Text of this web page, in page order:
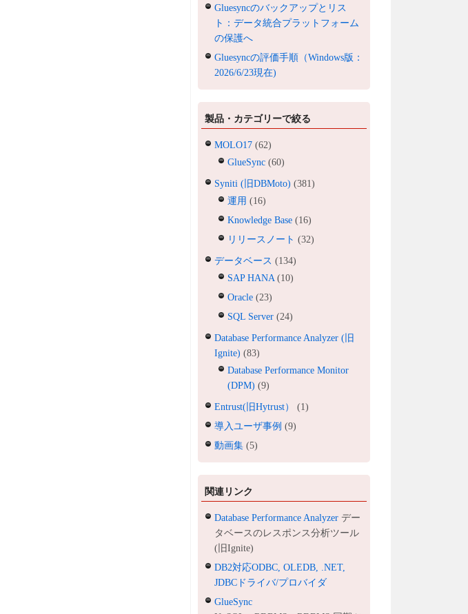
Gluesyncのバックアップとリス
ト：データ統合プラットフォーム
の保護へ
Gluesyncの評価手順（Windows版：
2026/6/23現在)
製品・カテゴリーで絞る
MOLO17 (62)
GlueSync (60)
Syniti (旧DBMoto) (381)
運用 (16)
Knowledge Base (16)
リリースノート (32)
データベース (134)
SAP HANA (10)
Oracle (23)
SQL Server (24)
Database Performance Analyzer (旧
Ignite) (83)
Database Performance Monitor
(DPM) (9)
Entrust(旧Hytrust）
(1)
導入ユーザ事例 (9)
動画集 (5)
関連リンク
Database Performance Analyzer デー
タベースのレスポンス分析ツール
(旧Ignite)
DB2対応ODBC, OLEDB, .NET,
JDBCドライバ/プロバイダ
GlueSync